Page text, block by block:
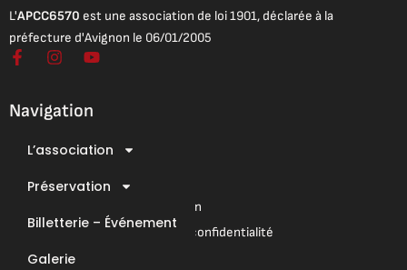
L'APCC6570 est une association de loi 1901, déclarée à la
préfecture d'Avignon le 06/01/2005
F
e
b
I
t
a
r
m
Y
t
u
e
Navigation
L’association
Préservation
Billetterie – Événement
Galerie
Mentions légales
Conditions Générales de Vente
Conditions Générales d’Utilisation
Mentions légales & Politique de confidentialité